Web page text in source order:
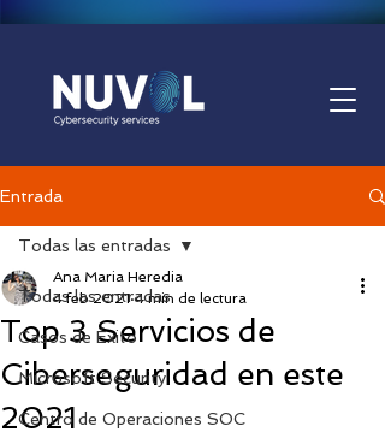
Entrada
Todas las entradas
Casos de Éxito
Microsoft Security
Centro de Operaciones SOC
Todas las entradas
Top 3 Servicios de
Ciberseguridad en este
2021
Ana Maria Heredia
4 feb 2021 4 min de lectura